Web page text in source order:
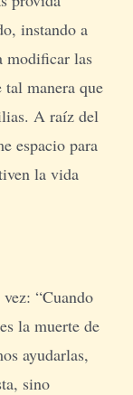
instando a
modificar las
manera que
A raíz del
espacio para
la vida
“Cuando
la muerte de
ayudarlas,
sino